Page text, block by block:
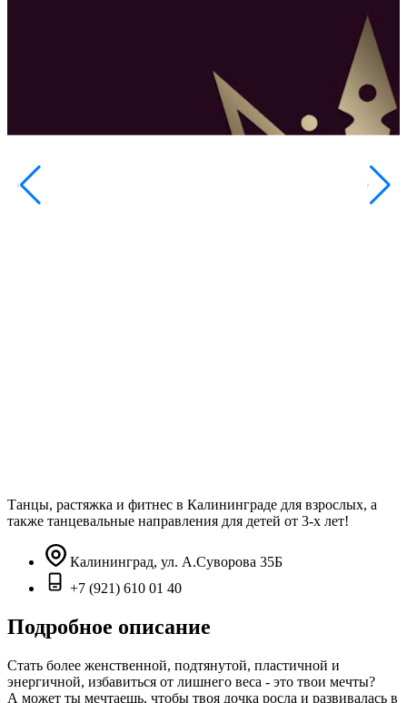
Танцы, растяжка и фитнес в Калининграде для взрослых, а
также танцевальные направления для детей от 3-х лет!
Калининград, ул. А.Суворова 35Б
+7 (921) 610 01 40
Подробное описание
Стать более женственной, подтянутой, пластичной и
энергичной, избавиться от лишнего веса - это твои мечты?
А может ты мечтаешь, чтобы твоя дочка росла и развивалась в